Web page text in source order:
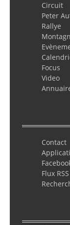
Circuit
Peter
Rallye
Focus
Video
Contact
Flux RSS